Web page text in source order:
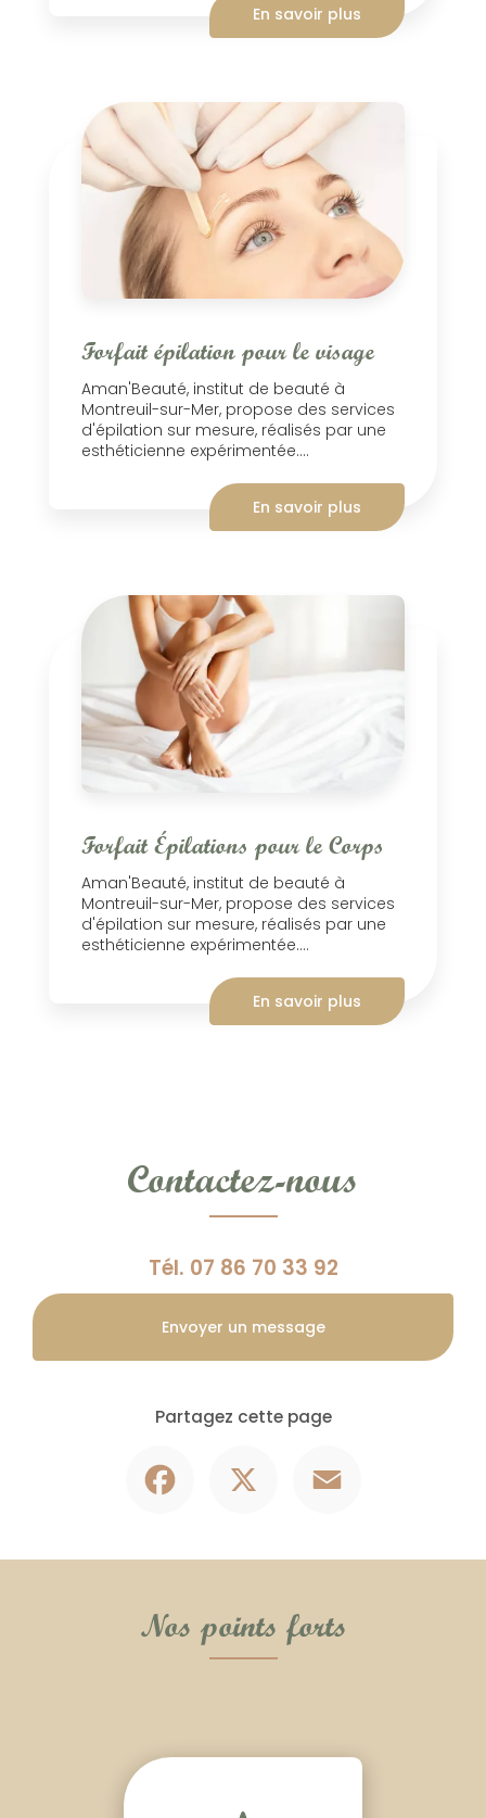
En savoir plus
Forfait épilation pour le visage
Aman'Beauté, institut de beauté à
Montreuil-sur-Mer, propose des services
d'épilation sur mesure, réalisés par une
esthéticienne expérimentée....
En savoir plus
Forfait Épilations pour le Corps
Aman'Beauté, institut de beauté à
Montreuil-sur-Mer, propose des services
d'épilation sur mesure, réalisés par une
esthéticienne expérimentée....
En savoir plus
Contactez-nous
Tél. 07 86 70 33 92
Envoyer un message
Partagez cette page
Nos points forts